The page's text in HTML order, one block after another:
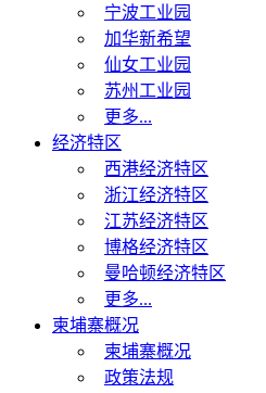
宁波工业园
加华新希望
仙女工业园
苏州工业园
更多...
经济特区
西港经济特区
浙江经济特区
江苏经济特区
博格经济特区
曼哈顿经济特区
更多...
柬埔寨概况
柬埔寨概况
政策法规